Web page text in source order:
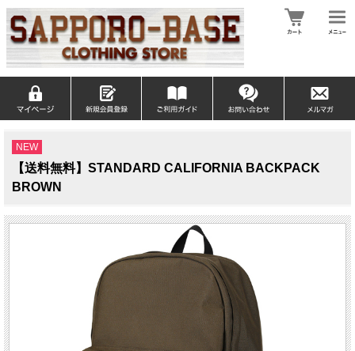
NEW
【送料無料】STANDARD CALIFORNIA BACKPACK
BROWN